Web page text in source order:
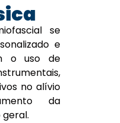
se
e
o uso de
no alívio
da